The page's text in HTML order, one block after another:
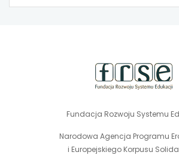
Fundacja Rozwoju Systemu
Narodowa Agencja Programu
i Europejskiego Korpusu